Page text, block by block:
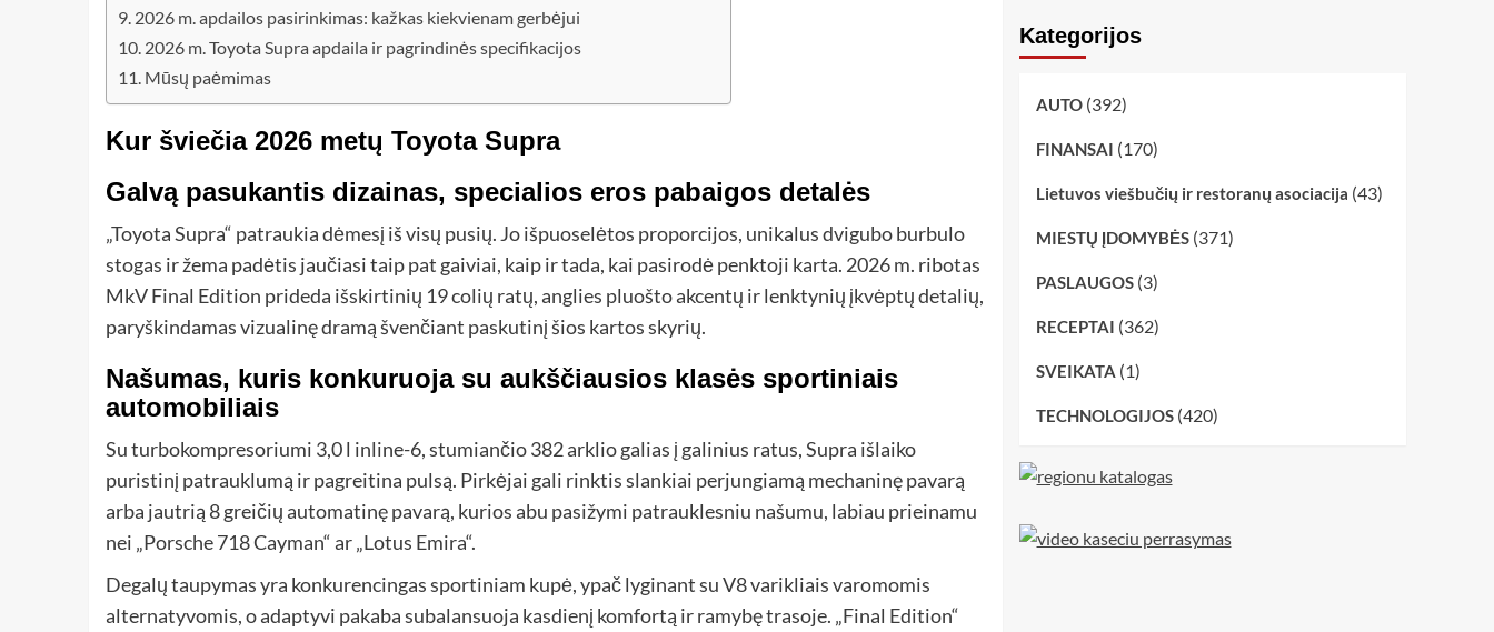
2026 m. apdailos pasirinkimas: kažkas kiekvienam gerbėjui
2026 m. Toyota Supra apdaila ir pagrindinės specifikacijos
Mūsų paėmimas
Kur šviečia 2026 metų Toyota Supra
Galvą pasukantis dizainas, specialios eros pabaigos detalės
„Toyota Supra“ patraukia dėmesį iš visų pusių. Jo išpuoselėtos proporcijos, unikalus dvigubo burbulo
stogas ir žema padėtis jaučiasi taip pat gaiviai, kaip ir tada, kai pasirodė penktoji karta. 2026 m. ribotas
MkV Final Edition prideda išskirtinių 19 colių ratų, anglies pluošto akcentų ir lenktynių įkvėptų detalių,
paryškindamas vizualinę dramą švenčiant paskutinį šios kartos skyrių.
Našumas, kuris konkuruoja su aukščiausios klasės sportiniais
automobiliais
Su turbokompresoriumi 3,0 l inline-6, stumiančio 382 arklio galias į galinius ratus, Supra išlaiko
puristinį patrauklumą ir pagreitina pulsą. Pirkėjai gali rinktis slankiai perjungiamą mechaninę pavarą
arba jautrią 8 greičių automatinę pavarą, kurios abu pasižymi patrauklesniu našumu, labiau prieinamu
nei „Porsche 718 Cayman“ ar „Lotus Emira“.
Degalų taupymas yra konkurencingas sportiniam kupė, ypač lyginant su V8 ​​varikliais varomomis
alternatyvomis, o adaptyvi pakaba subalansuoja kasdienį komfortą ir ramybę trasoje. „Final Edition“
Kategorijos
AUTO(392)
FINANSAI (170)
Lietuvos viešbučių ir restoranų asociacija (43)
MIESTŲ ĮDOMYBĖS(371)
PASLAUGOS(3)
RECEPTAI (362)
SVEIKATA (1)
TECHNOLOGIJOS(420)